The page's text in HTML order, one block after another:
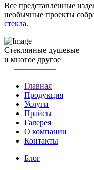
Все представленные
необычные проекты
стекла.
Стеклянные душевые
и многое другое
Главная
Продукция
Услуги
Прайсы
Галерея
О компании
Контакты
Блог